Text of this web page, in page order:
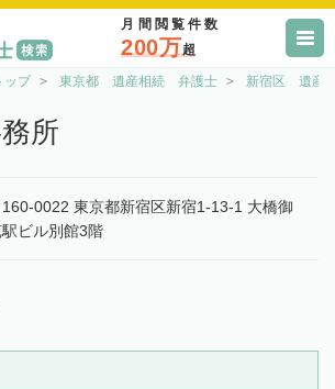
月間閲覧件数
200万超
ップ 東京都 遺産相続 弁護士 新宿区 遺産
所
160-0022 東京都新宿区新宿1-13-1 大橋御
ビル別館3階